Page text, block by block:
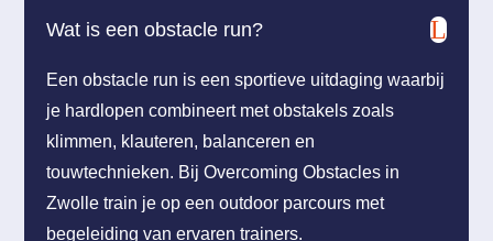
Wat is een obstacle run? L
Een obstacle run is een sportieve uitdaging waarbij
je hardlopen combineert met obstakels zoals
klimmen, klauteren, balanceren en
touwtechnieken. Bij Overcoming Obstacles in
Zwolle train je op een outdoor parcours met
begeleiding van ervaren trainers.